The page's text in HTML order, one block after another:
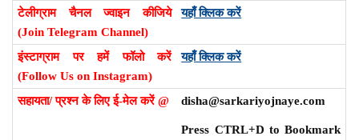
टेलीग्राम चैनल ज्वाइन कीजिये
(Join Telegram Channel)
यहाँ क्लिक करें
इंस्टाग्राम पर हमें फॉलो करें
(Follow Us on Instagram)
यहाँ क्लिक करें
सहायता/ प्रश्न के लिए ई-मेल करें @ disha@sarkariyojnaye.com
Press CTRL+D to Bookmark